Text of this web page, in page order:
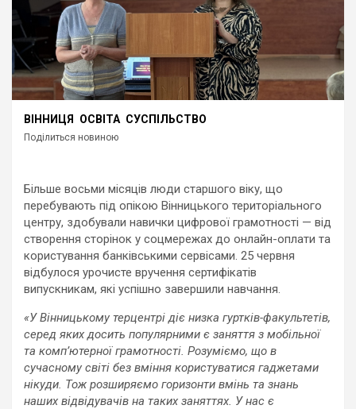
ВІННИЦЯ ОСВІТА СУСПІЛЬСТВО
Поділиться новиною
Більше восьми місяців люди старшого віку, що
перебувають під опікою Вінницького територіального
центру, здобували навички цифрової грамотності — від
створення сторінок у соцмережах до онлайн-оплати та
користування банківськими сервісами. 25 червня
відбулося урочисте вручення сертифікатів
випускникам, які успішно завершили навчання.
«У Вінницькому терцентрі діє низка гуртків-факультетів,
серед яких досить популярними є заняття з мобільної
та комп’ютерної грамотності. Розуміємо, що в
сучасному світі без вміння користуватися гаджетами
нікуди. Тож розширяємо горизонти вмінь та знань
наших відвідувачів на таких заняттях. У нас є